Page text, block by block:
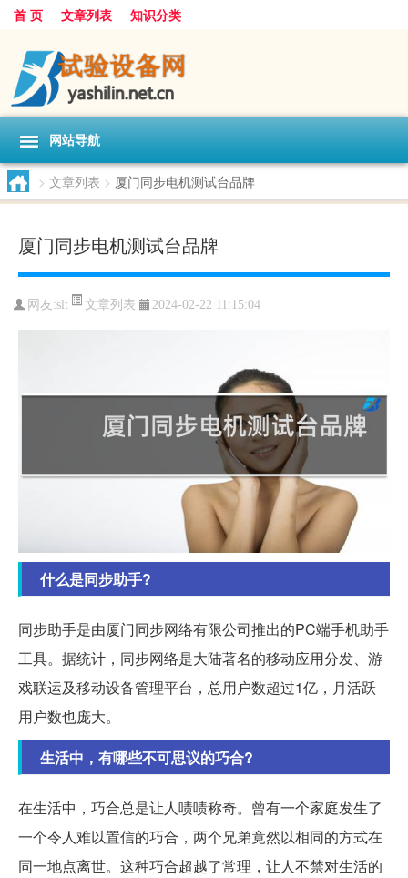
首 页 文章列表 知识分类
网站导航
> 文章列表 > 厦门同步电机测试台品牌
厦门同步电机测试台品牌
网友:slt 文章列表 2024-02-22 11:15:04
什么是同步助手?
同步助手是由厦门同步网络有限公司推出的PC端手机助手
工具。据统计，同步网络是大陆著名的移动应用分发、游
戏联运及移动设备管理平台，总用户数超过1亿，月活跃
用户数也庞大。
生活中，有哪些不可思议的巧合?
在生活中，巧合总是让人啧啧称奇。曾有一个家庭发生了
一个令人难以置信的巧合，两个兄弟竟然以相同的方式在
同一地点离世。这种巧合超越了常理，让人不禁对生活的